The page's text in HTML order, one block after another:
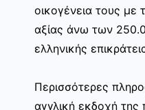
οικογένεια τους με
αξίας άνω των
ελληνικής
Περισσότερες
αγγλική εκδοχή της